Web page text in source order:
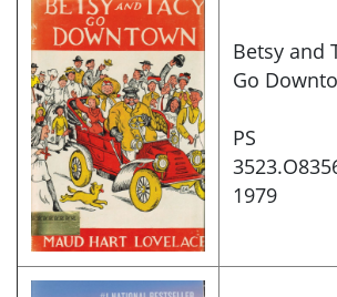
Betsy and
Go
PS
1979